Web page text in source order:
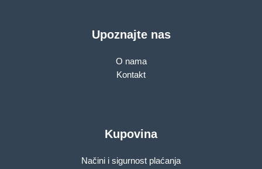
Upoznajte nas
O nama
Kontakt
Kupovina
Načini i sigurnost plaćanja